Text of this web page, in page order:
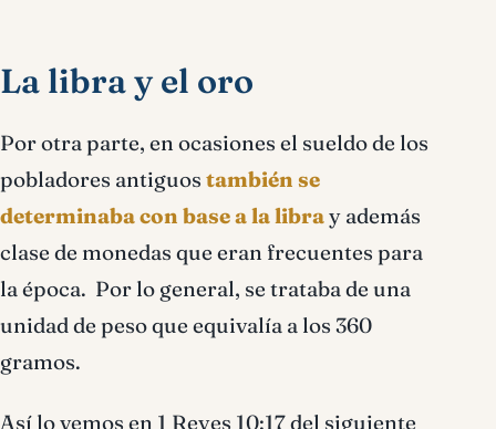
La libra y el oro
Por otra parte, en ocasiones el sueldo de los
pobladores antiguos también se
determinaba con base a la libray además
clase de monedas que eran frecuentes para
la época. Por lo general, se trataba de una
unidad de peso que equivalía a los 360
gramos.
Así lo vemos en 1 Reyes 10:17 del siguiente